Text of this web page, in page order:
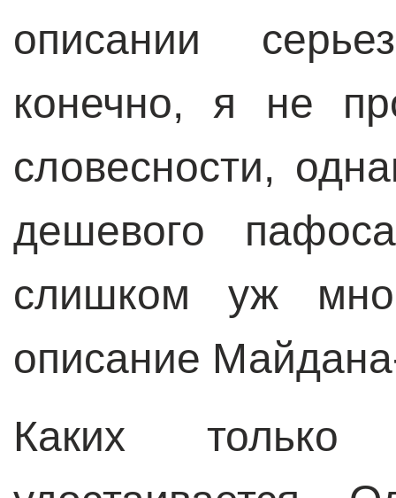
описании
конечно, я не
словесности,
дешевого
слишком уж
описание
Каких